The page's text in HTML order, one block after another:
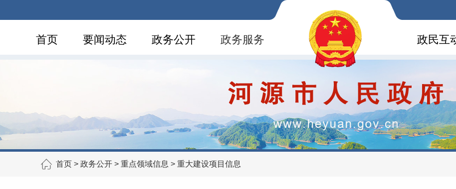
首页 要闻动态 政务公开 政务服务 政民互
首页 > 政务公开 > 重点领域信息 > 重大建设项目信息